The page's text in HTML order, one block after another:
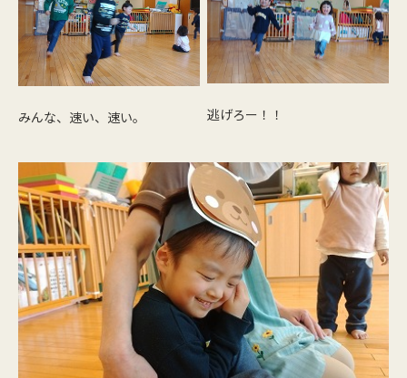
みんな、速い、速い。 逃げろー！！